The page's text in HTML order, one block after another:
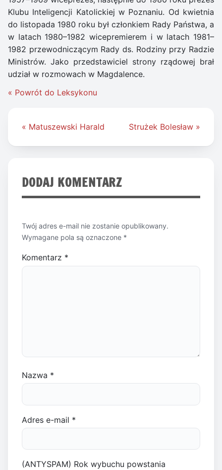
Klubu Inteligencji Katolickiej w Poznaniu. Od kwietnia
do listopada 1980 roku był członkiem Rady Państwa, a
w latach 1980–1982 wicepremierem i w latach 1981–
1982 przewodniczącym Rady ds. Rodziny przy Radzie
Ministrów. Jako przedstawiciel strony rządowej brał
udział w rozmowach w Magdalence.
« Powrót do Leksykonu
Nawigacja
« Matuszewski Harald Strużek Bolesław »
DODAJ KOMENTARZ
Twój adres e-mail nie zostanie opublikowany.
Wymagane pola są oznaczone *
Komentarz *
Nazwa *
Adres e-mail *
(ANTYSPAM) Rok wybuchu powstania